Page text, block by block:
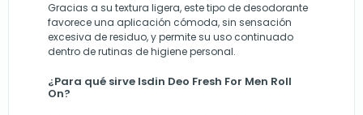
Gracias a su textura ligera, este tipo de desodorante
favorece una aplicación cómoda, sin sensación
excesiva de residuo, y permite su uso continuado
dentro de rutinas de higiene personal.
¿Para qué sirve Isdin Deo Fresh For Men Roll
On?